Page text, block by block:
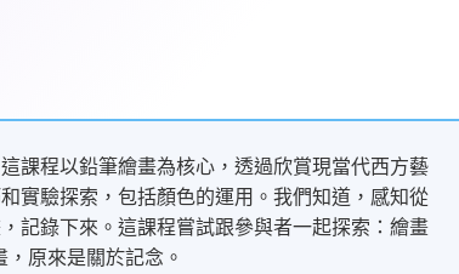
課程以鉛筆繪畫為核心，透過欣賞現當代西方藝
實驗探索，包括顏色的運用。我們知道，感知從
記錄下來。這課程嘗試跟參與者一起探索：繪畫
原來是關於記念。